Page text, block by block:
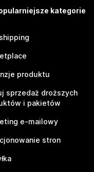
kategorie
produktu
sprzedaż droższych
i pakietów
e-mailowy
stron